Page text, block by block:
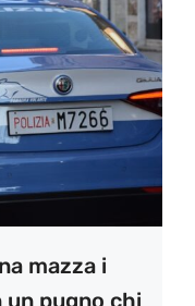
mazza i
pugno chi